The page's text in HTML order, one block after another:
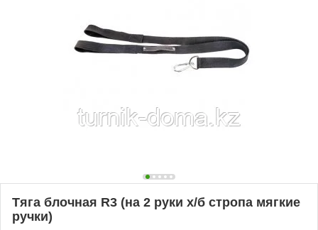
Тяга блочная R3 (на 2 руки х/б стропа мягкие
ручки)